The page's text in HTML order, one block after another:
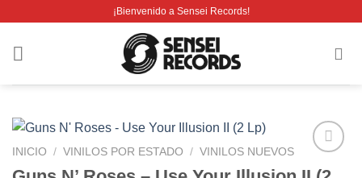
contenido
¡Bienvenido a Sensei Records!
Añadir
INICIO / VINILOS POR ESTADO / VINILOS NUEVOS